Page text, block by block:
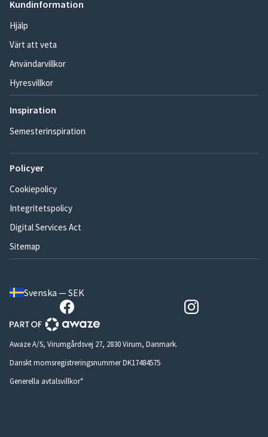
Kundinformation
Hjälp
Värt att veta
Användarvillkor
Hyresvillkor
Inspiration
Semesterinspiration
Policyer
Cookiepolicy
Integritetspolicy
Digital Services Act
Sitemap
Svenska — SEK
Awaze A/S, Virumgårdsvej 27, 2830 Virum, Danmark.
Danskt momsregistreringsnummer DK17484575
Generella avtalsvillkor*